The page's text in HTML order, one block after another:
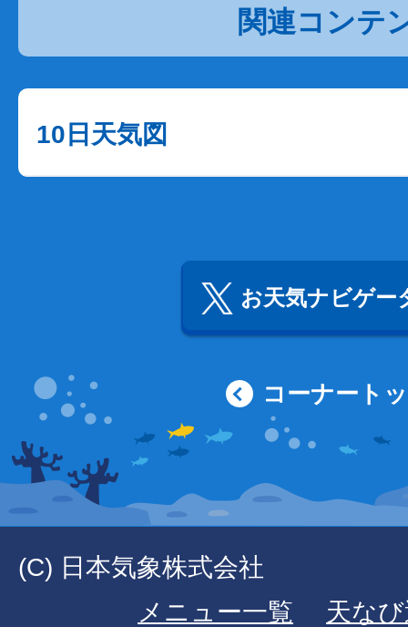
関連コンテ
10日天気図
お天気ナビゲー
コーナート
(C) 日本気象株式会社
メニュー一覧
天な